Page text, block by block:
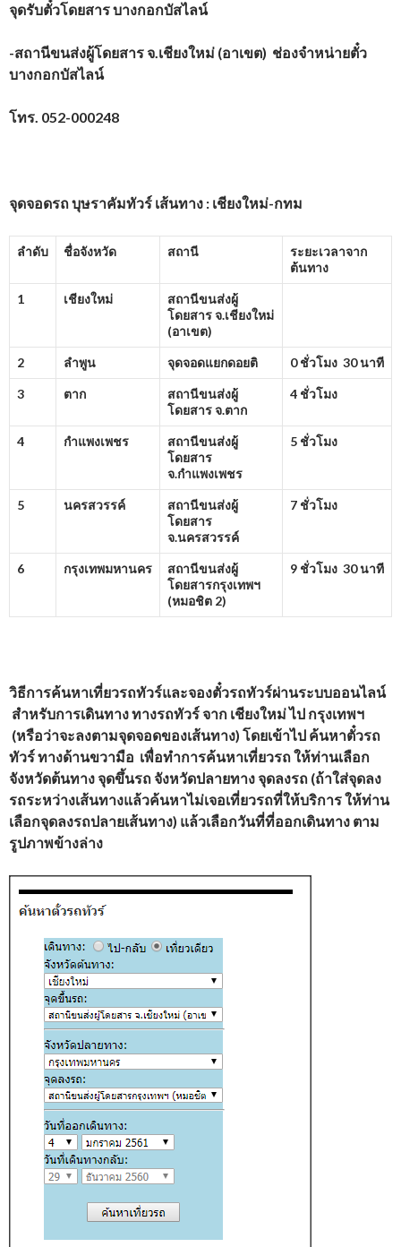
จุดรับตั๋วโดยสาร บางกอกบัสไลน์
-สถานีขนส่งผู้โดยสาร จ.เชียงใหม่ (อาเขต) ช่องจำหน่ายตั๋ว
บางกอกบัสไลน์
โทร. 052-000248
จุดจอดรถ บุษราคัมทัวร์ เส้นทาง : เชียงใหม่-กทม
ลำดับ ชื่อจังหวัด สถานี
ระยะเวลาจาก
ต้นทาง
1 เชียงใหม่
สถานีขนส่งผู้
โดยสาร จ.เชียงใหม่
(อาเขต)
2 ลำพูน จุดจอดแยกดอยติ 0 ชั่วโมง 30 นาที
3 ตาก
สถานีขนส่งผู้
โดยสาร จ.ตาก
4 ชั่วโมง
4 กำแพงเพชร
สถานีขนส่งผู้
โดยสาร
จ.กำแพงเพชร
5 ชั่วโมง
5 นครสวรรค์
สถานีขนส่งผู้
โดยสาร
จ.นครสวรรค์
7 ชั่วโมง
6 กรุงเทพมหานคร
สถานีขนส่งผู้
โดยสารกรุงเทพฯ
(หมอชิต 2)
9 ชั่วโมง 30 นาที
วิธีการค้นหาเที่ยวรถทัวร์และจองตั๋วรถทัวร์ผ่านระบบออนไลน์
สำหรับการเดินทาง ทางรถทัวร์ จาก เชียงใหม่ไป กรุงเทพฯ
(หรือว่าจะลงตามจุดจอดของเส้นทาง) โดยเข้าไป ค้นหาตั๋วรถ
ทัวร์ ทางด้านขวามือ เพื่อทำการค้นหาเที่ยวรถ ให้ท่านเลือก
จังหวัดต้นทาง จุดขึ้นรถ จังหวัดปลายทาง จุดลงรถ (ถ้าใส่จุดลง
รถระหว่างเส้นทางแล้วค้นหาไม่เจอเที่ยวรถที่ให้บริการ ให้ท่าน
เลือกจุดลงรถปลายเส้นทาง) แล้วเลือกวันที่ที่ออกเดินทาง ตาม
รูปภาพข้างล่าง